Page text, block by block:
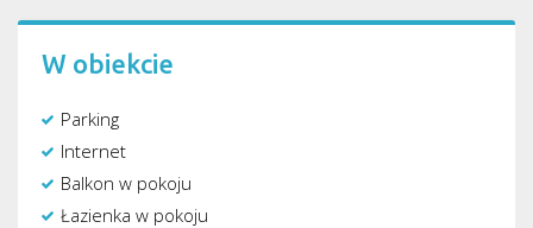
W obiekcie
Parking
Internet
Balkon w pokoju
Łazienka w pokoju